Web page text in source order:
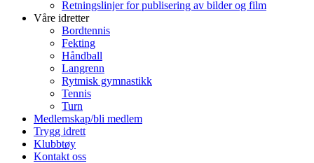
Retningslinjer for publisering av bilder og film
Våre idretter
Bordtennis
Fekting
Håndball
Langrenn
Rytmisk gymnastikk
Tennis
Turn
Medlemskap/bli medlem
Trygg idrett
Klubbtøy
Kontakt oss